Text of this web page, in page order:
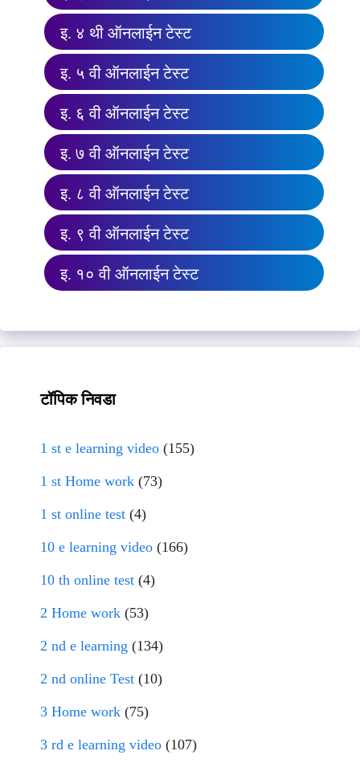
इ. ४ थी ऑनलाईन टेस्ट
इ. ५ वी ऑनलाईन टेस्ट
इ. ६ वी ऑनलाईन टेस्ट
इ. ७ वी ऑनलाईन टेस्ट
इ. ८ वी ऑनलाईन टेस्ट
इ. ९ वी ऑनलाईन टेस्ट
इ. १० वी ऑनलाईन टेस्ट
टॉपिक निवडा
1 st e learning video (155)
1 st Home work (73)
1 st online test (4)
10 e learning video (166)
10 th online test (4)
2 Home work (53)
2 nd e learning (134)
2 nd online Test (10)
3 Home work (75)
3 rd e learning video (107)